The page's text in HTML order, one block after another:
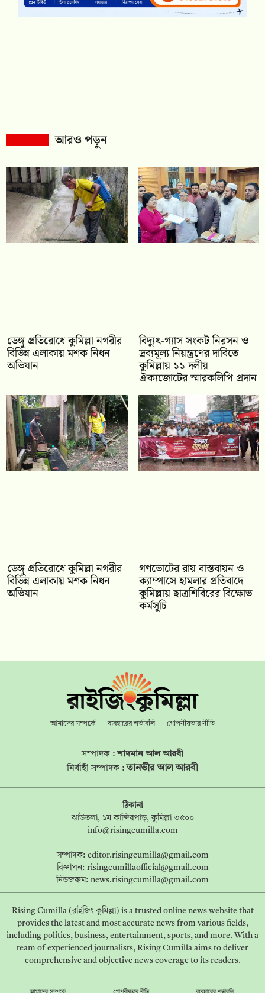
আরও পড়ুন
ডেঙ্গু প্রতিরোধে কুমিল্লা নগরীর
বিভিন্ন এলাকায় মশক নিধন
অভিযান
‎বিদ্যুৎ-গ্যাস সংকট নিরসন ও
দ্রব্যমূল্য নিয়ন্ত্রণের দাবিতে
কুমিল্লায় ১১ দলীয়
ঐক‍্যজোটের স্মারকলিপি প্রদান
ডেঙ্গু প্রতিরোধে কুমিল্লা নগরীর
বিভিন্ন এলাকায় মশক নিধন
অভিযান
গণভোটের রায় বাস্তবায়ন ও
ক্যাম্পাসে হামলার প্রতিবাদে
কুমিল্লায় ছাত্রশিবিরের বিক্ষোভ
কর্মসূচি
আমাদের সম্পর্কে ব্যবহারের শর্তাবলি গোপনীয়তার নীতি
সম্পাদক :শাদমান আল আরবী
নির্বাহী সম্পাদক : তানভীর আল আরবী
ঠিকানা
ঝাউতলা, ১ম কান্দিরপাড়, কুমিল্লা ৩৫০০
info@risingcumilla.com
সম্পাদক: editor.risingcumilla@gmail.com
বিজ্ঞাপন: risingcumillaofficial@gmail.com
নিউজরুম: news.risingcumilla@gmail.com
Rising Cumilla (রাইজিং কুমিল্লা) is a trusted online news website that
provides the latest and most accurate news from various fields,
including politics, business, entertainment, sports, and more. With a
team of experienced journalists, Rising Cumilla aims to deliver
comprehensive and objective news coverage to its readers.